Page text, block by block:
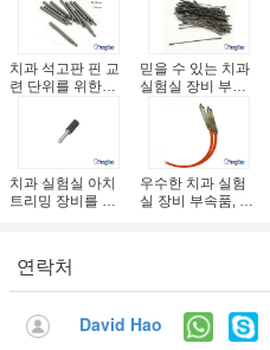
치과 석고판 핀 교
련 단위를 위한
화물 강철 교련
믿을 수 있는 치과
실험실 장비 부속
품/고약은 톱날
95mm/선택
치과 실험실 아치
트리밍 장비를 위
우수한 치과 실험
실 장비 부속품, 분
연락처
David Hao